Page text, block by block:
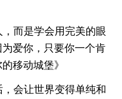
而是学会用完美的眼
爱你，只要你一个肯
移动城堡》
会让世界变得单纯和